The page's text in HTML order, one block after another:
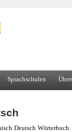
Sprachschulen
Deutsch